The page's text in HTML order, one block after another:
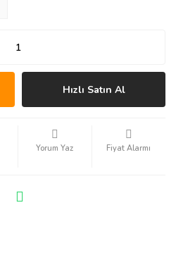
Hızlı Satın Al
Yorum Yaz Fiyat Alarmı